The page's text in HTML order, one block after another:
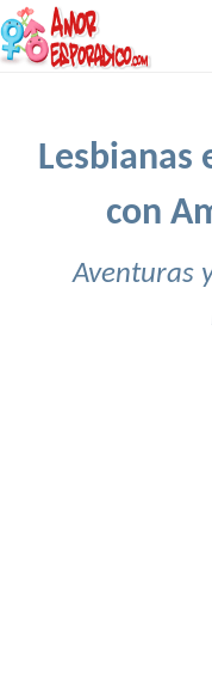
Lesbianas
con
Aventuras